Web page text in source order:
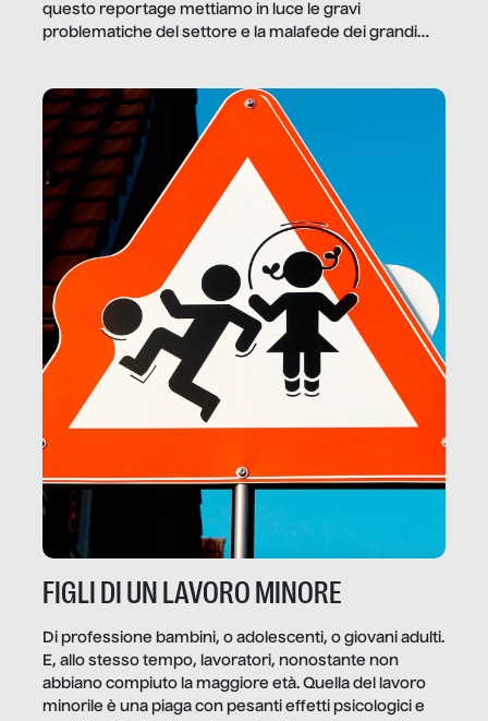
questo reportage mettiamo in luce le gravi
problematiche del settore e la malafede dei grandi
FIGLI DI UN LAVORO MINORE
Di professione bambini, o adolescenti, o giovani adulti.
E, allo stesso tempo, lavoratori, nonostante non
abbiano compiuto la maggiore età. Quella del lavoro
minorile è una piaga con pesanti effetti psicologici e